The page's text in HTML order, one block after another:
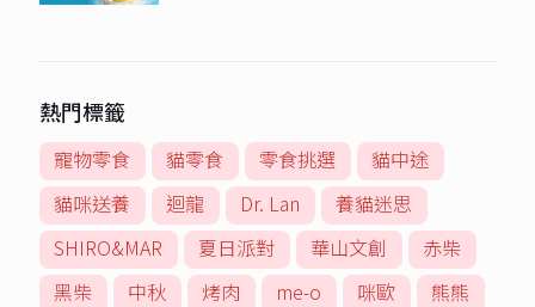
熱門標籤
寵物零食 貓零食 零食挑選
貓中途
貓咪送養
迴龍 Dr. Lan
養貓迷思
SHIRO&MAR
夏日派對 華山文創
赤柴
黑柴
中秋 烤肉 me-o 咪歐
熊熊